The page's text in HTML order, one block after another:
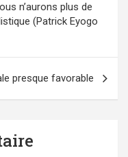
n’aurons plus de
(Patrick Eyogo
presque favorable